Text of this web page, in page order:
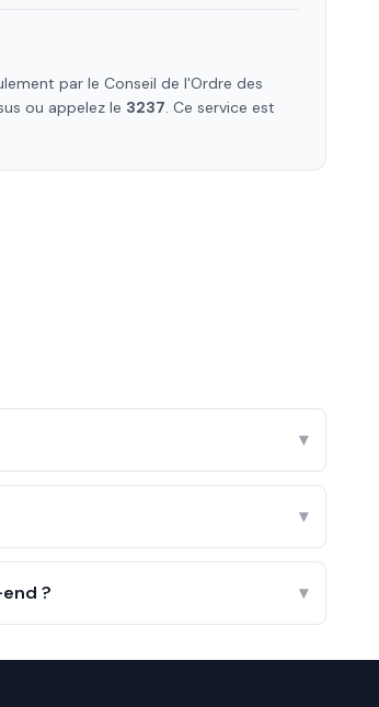
par le Conseil de l'Ordre des
ou appelez le 3237. Ce service est
▾
▾
? ▾